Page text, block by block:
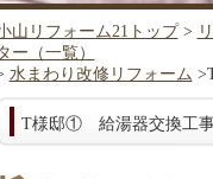
山リフォーム21トップ>
ー（一覧）
水まわり改修リフォーム
T様邸① 給湯器交換工